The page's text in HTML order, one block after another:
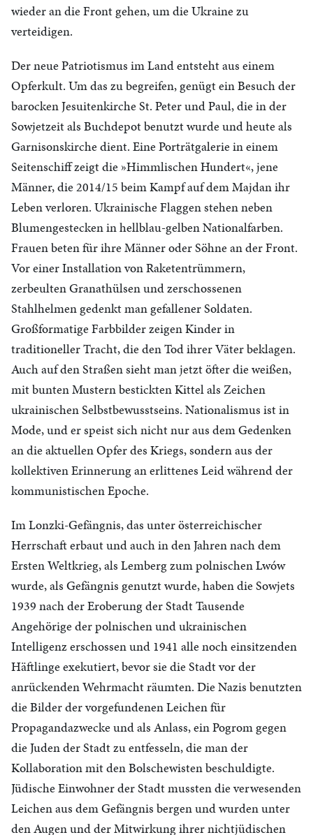
wieder an die Front gehen, um die Ukraine zu
verteidigen.
Der neue Patriotismus im Land entsteht aus einem
Opferkult. Um das zu begreifen, genügt ein Besuch der
barocken Jesuitenkirche St. Peter und Paul, die in der
Sowjetzeit als Buchdepot benutzt wurde und heute als
Garnisonskirche dient. Eine Porträtgalerie in einem
Seitenschiff zeigt die »Himmlischen Hundert«, jene
Männer, die 2014/15 beim Kampf auf dem Majdan ihr
Leben verloren. Ukrainische Flaggen stehen neben
Blumengestecken in hellblau-gelben Nationalfarben.
Frauen beten für ihre Männer oder Söhne an der Front.
Vor einer Installation von Raketentrümmern,
zerbeulten Granathülsen und zerschossenen
Stahlhelmen gedenkt man gefallener Soldaten.
Großformatige Farbbilder zeigen Kinder in
traditioneller Tracht, die den Tod ihrer Väter beklagen.
Auch auf den Straßen sieht man jetzt öfter die weißen,
mit bunten Mustern bestickten Kittel als Zeichen
ukrainischen Selbstbewusstseins. Nationalismus ist in
Mode, und er speist sich nicht nur aus dem Gedenken
an die aktuellen Opfer des Kriegs, sondern aus der
kollektiven Erinnerung an erlittenes Leid während der
kommunistischen Epoche.
Im Lonzki-Gefängnis, das unter österreichischer
Herrschaft erbaut und auch in den Jahren nach dem
Ersten Weltkrieg, als Lemberg zum polnischen Lwów
wurde, als Gefängnis genutzt wurde, haben die Sowjets
1939 nach der Eroberung der Stadt Tausende
Angehörige der polnischen und ukrainischen
Intelligenz erschossen und 1941 alle noch einsitzenden
Häftlinge exekutiert, bevor sie die Stadt vor der
anrückenden Wehrmacht räumten. Die Nazis benutzten
die Bilder der vorgefundenen Leichen für
Propagandazwecke und als Anlass, ein Pogrom gegen
die Juden der Stadt zu entfesseln, die man der
Kollaboration mit den Bolschewisten beschuldigte.
Jüdische Einwohner der Stadt mussten die verwesenden
Leichen aus dem Gefängnis bergen und wurden unter
den Augen und der Mitwirkung ihrer nichtjüdischen